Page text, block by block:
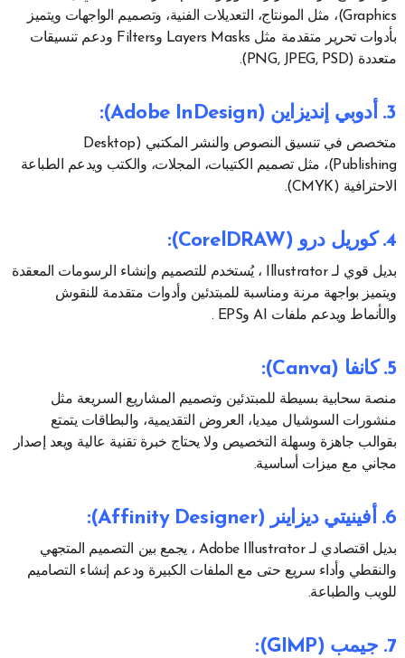
Graphics)، مثل المونتاج، التعديلات الفنية، وتصميم الواجهات ويتميز
بأدوات تحرير متقدمة مثل Layers Masks وFilters ودعم تنسيقات
متعددة (PNG, JPEG, PSD).
3. أدوبي إنديزاين (Adobe InDesign) :
متخصص في تنسيق النصوص والنشر المكتبي (Desktop
Publishing)، مثل تصميم الكتيبات، المجلات، والكتب ويدعم الطباعة
الاحترافية (CMYK).
4. كوريل درو (CorelDRAW) :
بديل قوي لـ Illustrator ، يُستخدم للتصميم وإنشاء الرسومات المعقدة
ويتميز بواجهة مرنة ومناسبة للمبتدئين وأدوات متقدمة للنقوش
والأنماط ويدعم ملفات AI وEPS .
5. كانفا (Canva) :
منصة سحابية بسيطة للمبتدئين وتصميم المشاريع السريعة مثل
منشورات السوشيال ميديا، العروض التقديمية، والبطاقات يتمتع
بقوالب جاهزة وسهلة التخصيص ولا يحتاج خبرة تقنية عالية ويعد إصدار
مجاني مع ميزات أساسية.
6. أفينيتي ديزاينر (Affinity Designer) :
بديل اقتصادي لـ Adobe Illustrator ، يجمع بين التصميم المتجهي
والنقطي وأداء سريع حتى مع الملفات الكبيرة ودعم إنشاء التصاميم
للويب والطباعة.
7. جيمب (GIMP) :